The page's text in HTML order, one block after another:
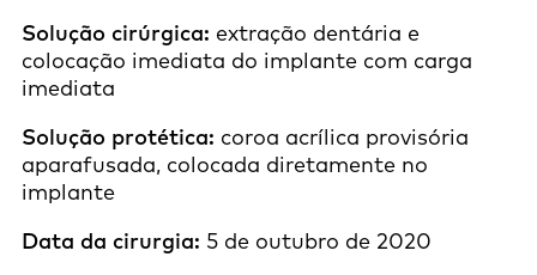
Solução cirúrgica: extração dentária e
colocação imediata do implante com carga
imediata
Solução protética: coroa acrílica provisória
aparafusada, colocada diretamente no
implante
Data da cirurgia: 5 de outubro de 2020